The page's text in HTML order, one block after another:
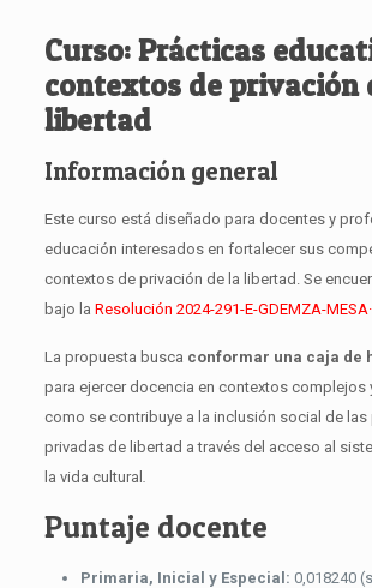
Curso: Prácticas
contextos de privación
libertad
Información general
Este curso está diseñado para docentes y
educación interesados en fortalecer sus
contextos de privación de la libertad. Se
bajo la Resolución 2024-291-E-GDEMZA-
La propuesta busca conformar una caja de
para ejercer docencia en contextos complejos
como se contribuye a la inclusión social de las
privadas de libertad a través del acceso al
la vida cultural
Puntaje docente
Primaria, Inicial y Especial: 0,018240